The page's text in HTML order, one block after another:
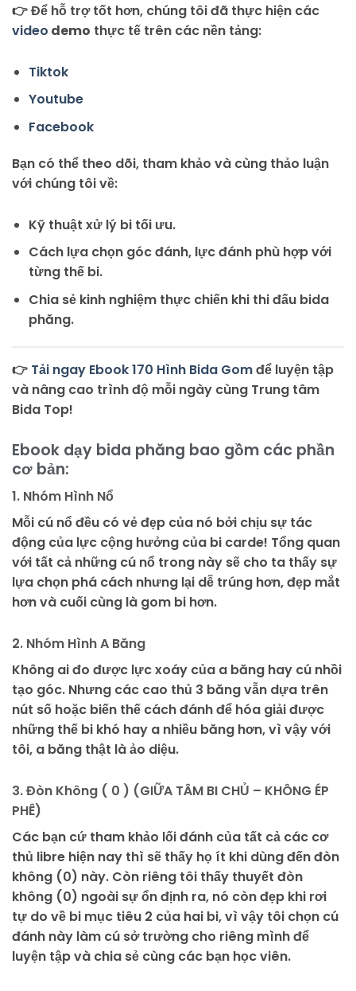
👉 Để hỗ trợ tốt hơn, chúng tôi đã thực hiện các
video demo thực tế trên các nền tảng:
Tiktok
Youtube
Facebook
Bạn có thể theo dõi, tham khảo và cùng thảo luận
với chúng tôi về:
Kỹ thuật xử lý bi tối ưu.
Cách lựa chọn góc đánh, lực đánh phù hợp với
từng thế bi.
Chia sẻ kinh nghiệm thực chiến khi thi đấu bida
phăng.
👉 Tải ngay Ebook 170 Hình Bida Gomđể luyện tập
và nâng cao trình độ mỗi ngày cùng Trung tâm
Bida Top!
Ebook dạy bida phăng bao gồm các phần
cơ bản:
1. Nhóm Hình Nổ
Mỗi cú nổ đều có vẻ đẹp của nó bởi chịu sự tác
động của lực cộng hưởng của bi carde! Tổng quan
với tất cả những cú nổ trong này sẽ cho ta thấy sự
lựa chọn phá cách nhưng lại dễ trúng hơn, đẹp mắt
hơn và cuối cùng là gom bi hơn.
2. Nhóm Hình A Băng
Không ai đo được lực xoáy của a băng hay cú nhồi
tạo góc. Nhưng các cao thủ 3 băng vẫn dựa trên
nút số hoặc biến thế cách đánh để hóa giải được
những thế bi khó hay a nhiều băng hơn, vì vậy với
tôi, a băng thật là ảo diệu.
3. Đòn Không ( 0 ) (GIỮA TÂM BI CHỦ – KHÔNG ÉP
PHÊ)
Các bạn cứ tham khảo lối đánh của tất cả các cơ
thủ libre hiện nay thì sẽ thấy họ ít khi dùng đến đòn
không (0) này. Còn riêng tôi thấy thuyết đòn
không (0) ngoài sự ổn định ra, nó còn đẹp khi rơi
tự do về bi mục tiêu 2 của hai bi, vì vậy tôi chọn cú
đánh này làm cú sở trường cho riêng mình để
luyện tập và chia sẻ cùng các bạn học viên.